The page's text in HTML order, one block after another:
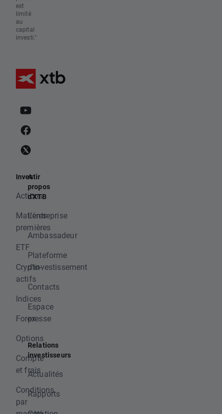
est
limité
au
capital
investi."
Investir
Actions
Matières
premières
ETF
Crypto-
actifs
Indices
Forex
Options
Compte
et frais
Conditions
par
A
propos
d'XTB
L'entreprise
Ambassadeur
Plateforme
d'investissement
Contacts
Espace
presse
Relations
investisseurs
Actualités
Rapports